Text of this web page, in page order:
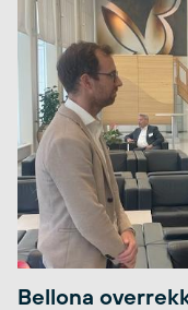
Bellona